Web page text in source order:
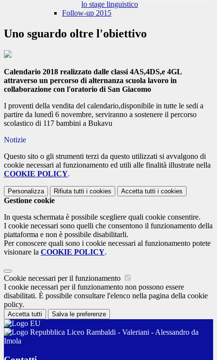
lo stage linguistico
Follow-up 2015
Uno sguardo oltre l'obiettivo
Calendario 2018 realizzato dalle classi 4AS,4DS,e 4GL
attraverso un percorso di alternanza scuola lavoro in
collaborazione con l'oratorio di San Giacomo
I proventi della vendita del calendario,disponibile in tutte le sedi a
partire da lunedì 6 novembre, serviranno a sostenere il percorso
scolastico di 117 bambini a Bukavu
Notizie
Questo sito o gli strumenti terzi da questo utilizzati si avvalgono di
cookie necessari al funzionamento ed utili alle finalità illustrate nella
COOKIE POLICY.
Personalizza Rifiuta tutti i cookies Accetta tutti i cookies
Gestione cookie
In questa schermata è possibile scegliere quali cookie consentire.
I cookie necessari sono quelli che consentono il funzionamento della
piattaforma e non è possibile disabilitarli.
Per conoscere quali sono i cookie necessari al funzionamento potete
visionare la COOKIE POLICY.
Cookie necessari per il funzionamento
I cookie necessari per il funzionamento non possono essere
disabilitati. È possibile consultare l'elenco nella pagina della cookie
policy.
Accetta tutti Salva le preferenze
Liceo Rambaldi - Valeriani - Alessandro da
Imola